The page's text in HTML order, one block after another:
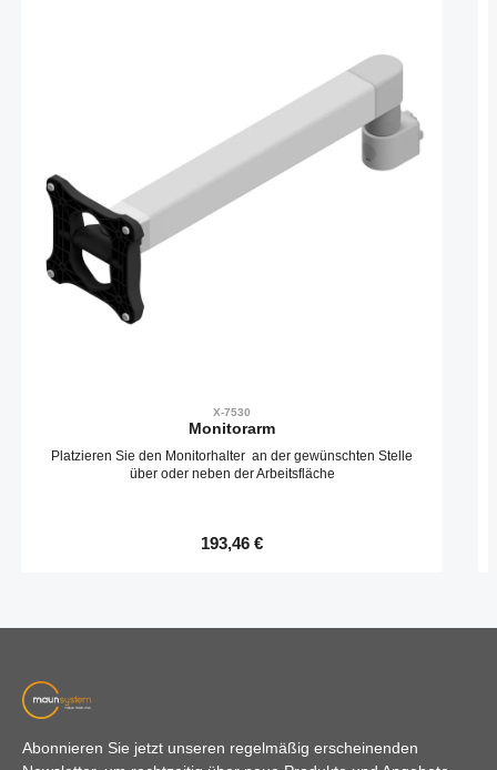
X-7530
Monitorarm
Platzieren Sie den Monitorhalter an der gewünschten Stelle
über oder neben der Arbeitsfläche
Regulärer Preis:
193,46 €
Abonnieren Sie jetzt unseren regelmäßig erscheinenden